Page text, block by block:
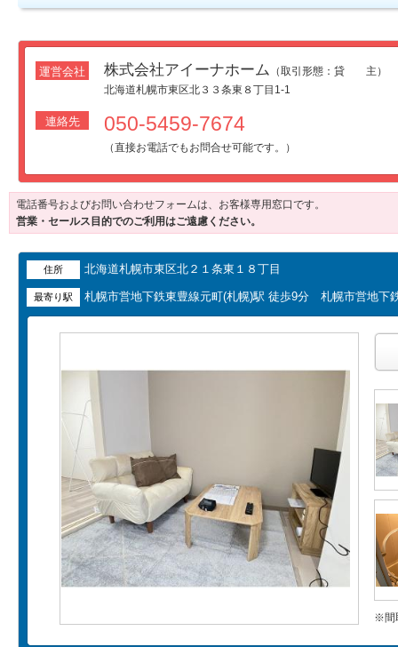
運営会社 株式会社アイーナホーム （取引形態：貸 主）
北海道札幌市東区北３３条東８丁目1-1
連絡先 050-5459-7674
（直接お電話でもお問合せ可能です。）
電話番号およびお問い合わせフォームは、お客様専用窓口です。
営業・セールス目的でのご利用はご遠慮ください。
住所 北海道札幌市東区北２１条東１８丁目
最寄り駅 札幌市営地下鉄東豊線元町(札幌)駅 徒歩9分 札幌市営地
※間